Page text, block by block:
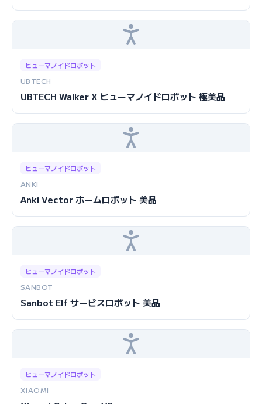
ヒューマノイドロボット
UBTECH
UBTECH Walker X ヒューマノイドロボット 極美品
ヒューマノイドロボット
ANKI
Anki Vector ホームロボット 美品
ヒューマノイドロボット
SANBOT
Sanbot Elf サービスロボット 美品
ヒューマノイドロボット
XIAOMI